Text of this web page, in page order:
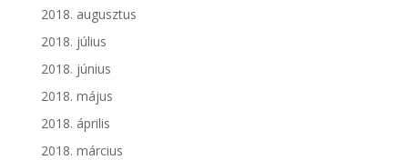
2018. augusztus
2018. július
2018. június
2018. május
2018. április
2018. március